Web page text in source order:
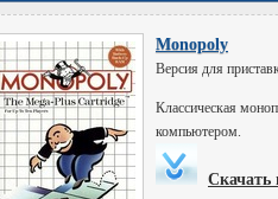
Monopoly
Версия для
Классическая
компьютером.
Скачать